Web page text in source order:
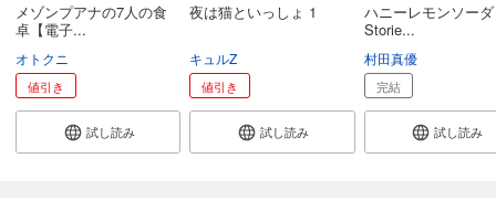
試し読み
509円 (税込)
メゾンプアナの7人の食
卓【電子...
オトクニ
値引き
試し読み
夜は猫といっしょ 1
キュルZ
値引き
試し読み
ハニーレモンソー
Storie...
村田真優
完結
試し読み